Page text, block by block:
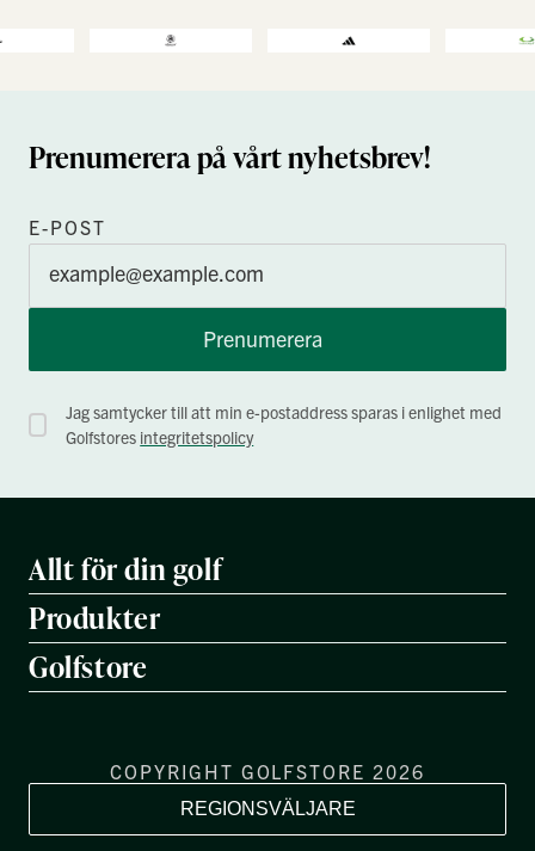
Prenumerera på vårt nyhetsbrev!
E-POST
Prenumerera
Jag samtycker till att min e-postaddress sparas i enlighet med
Golfstores integritetspolicy
Allt för din golf
Produkter
Golfstore
COPYRIGHT GOLFSTORE 2026
REGIONSVÄLJARE